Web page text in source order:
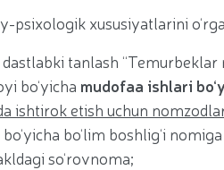
psixologik xususiyatlarini
tanlash
bo‘yicha mudofaa ishlari
ishtirok etish uchun
bo‘lim boshlig‘i
so‘rovnoma;